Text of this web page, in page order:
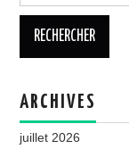
ARCHIVES
juillet 2026